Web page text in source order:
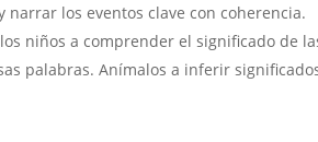
los eventos clave con coherencia.
niños a comprender el significado de
palabras. Anímalos a inferir